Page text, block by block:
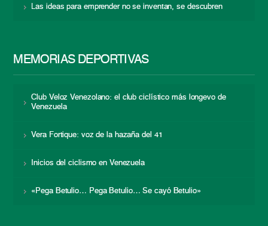
Las ideas para emprender no se inventan, se descubren
MEMORIAS DEPORTIVAS
Club Veloz Venezolano: el club ciclístico más longevo de
Venezuela
Vera Fortique: voz de la hazaña del 41
Inicios del ciclismo en Venezuela
«Pega Betulio… Pega Betulio… Se cayó Betulio»